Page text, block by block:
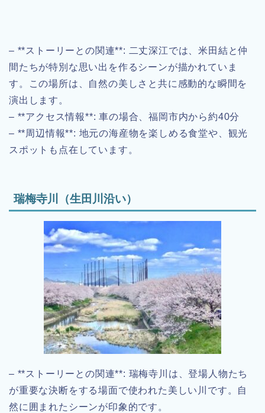
– **ストーリーとの関連**: 二丈深江では、米田結と仲
間たちが特別な思い出を作るシーンが描かれていま
す。この場所は、自然の美しさと共に感動的な瞬間を
演出します。
– **アクセス情報**: 車の場合、福岡市内から約40分
– **周辺情報**: 地元の海産物を楽しめる食堂や、観光
スポットも点在しています。
瑞梅寺川（生田川沿い）
– **ストーリーとの関連**: 瑞梅寺川は、登場人物たち
が重要な決断をする場面で使われた美しい川です。自
然に囲まれたシーンが印象的です。